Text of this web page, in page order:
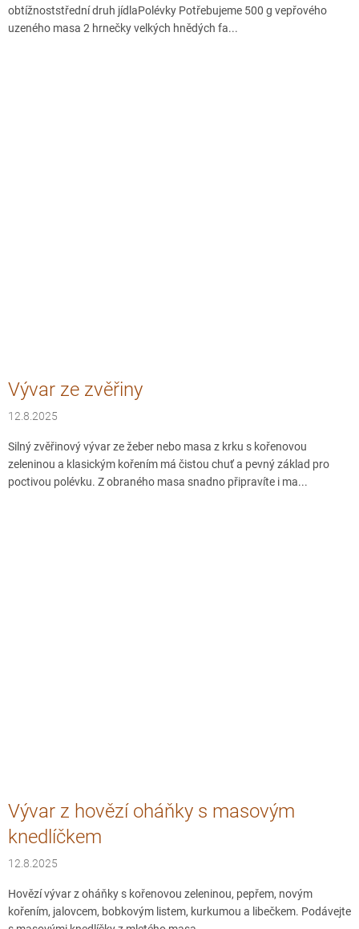
obtížnoststřední druh jídlaPolévky Potřebujeme 500 g vepřového
uzeného masa 2 hrnečky velkých hnědých fa...
Vývar ze zvěřiny
12.8.2025
Silný zvěřinový vývar ze žeber nebo masa z krku s kořenovou
zeleninou a klasickým kořením má čistou chuť a pevný základ pro
poctivou polévku. Z obraného masa snadno připravíte i ma...
Vývar z hovězí oháňky s masovým
knedlíčkem
12.8.2025
Hovězí vývar z oháňky s kořenovou zeleninou, pepřem, novým
kořením, jalovcem, bobkovým listem, kurkumou a libečkem. Podávejte